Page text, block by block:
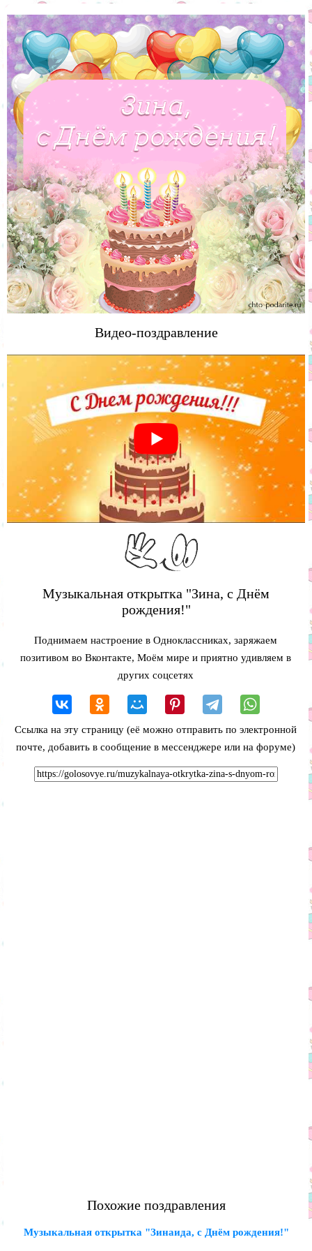
Видео-поздравление
Музыкальная открытка "Зина, с Днём
рождения!"
Поднимаем настроение в Одноклассниках, заряжаем
позитивом во Вконтакте, Моём мире и приятно удивляем в
других соцсетях
Ссылка на эту страницу (её можно отправить по электронной
почте, добавить в сообщение в мессенджере или на форуме)
Похожие поздравления
Музыкальная открытка "Зинаида, с Днём рождения!"